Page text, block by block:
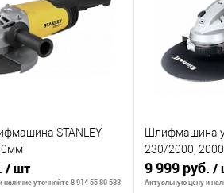
STANLEY
/ шт
уточняйте 8 914 55 80 533
Шлифмашина
230/2000,
9 999 руб. /
Актуальную цену и